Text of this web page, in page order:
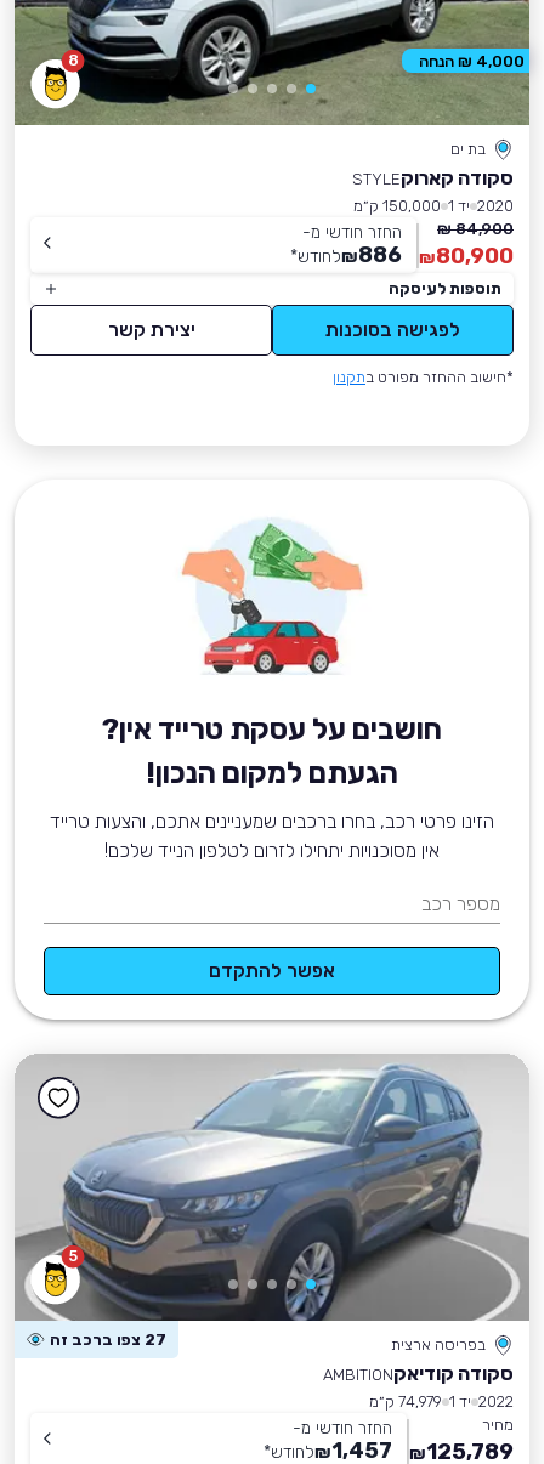
8
בת ים
סקודה קארוקSTYLE
2020 יד 1
150,000 ק״מ
84,900 ₪
80,900
₪
החזר חודשי מ-
886
₪לחודש*
תוספות לעיסקה
לפגישה בסוכנות יצירת קשר
*חישוב ההחזר מפורט בתקנון
4,000 ₪ הנחה
חושבים על עסקת טרייד אין?
הגעתם למקום הנכון!
הזינו פרטי רכב, בחרו ברכבים שמעניינים אתכם, והצעות טרייד
אין מסוכנויות יתחילו לזרום לטלפון הנייד שלכם!
מספר רכב
אפשר להתקדם
5
בפריסה ארצית 27 צפו ברכב זה
סקודה קודיאקAMBITION
2022 יד 1
74,979 ק״מ
מחיר
125,789
₪
החזר חודשי מ-
1,457
₪לחודש*